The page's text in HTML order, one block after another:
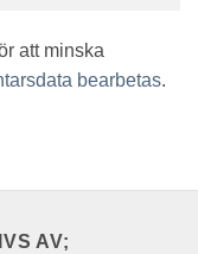
att minska
bearbetas.
AV;